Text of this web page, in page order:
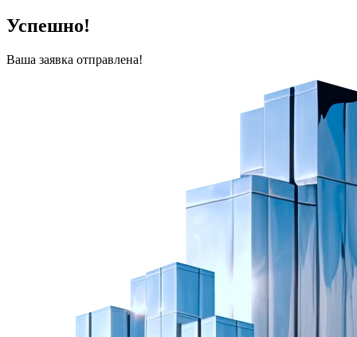
Успешно!
Ваша заявка отправлена!